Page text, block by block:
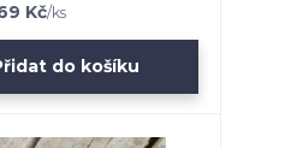
Kč/ks
do košíku